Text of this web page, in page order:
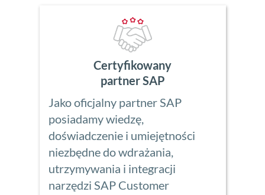
Certyfikowany
partner SAP
Jako oficjalny partner SAP
posiadamy wiedzę,
doświadczenie i umiejętności
niezbędne do wdrażania,
utrzymywania i integracji
narzędzi SAP Customer